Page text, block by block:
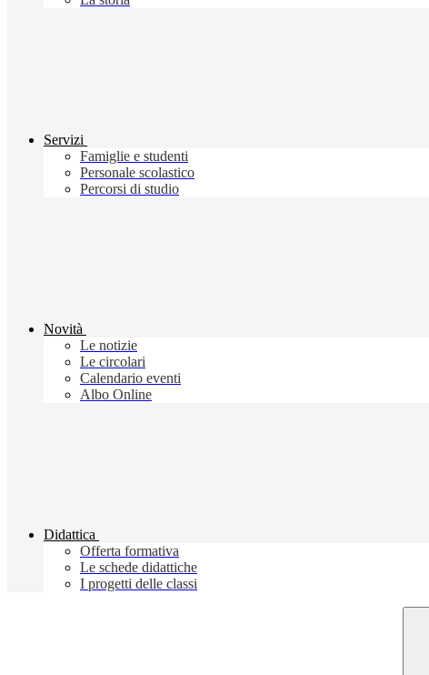
Servizi
Famiglie e studenti
Personale scolastico
Percorsi di studio
Novità
Le notizie
Le circolari
Calendario eventi
Albo Online
Didattica
Offerta formativa
Le schede didattiche
I progetti delle classi